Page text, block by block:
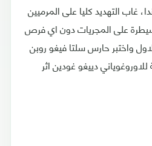
غاب التهديد كليا على المرميين
على المجريات دون اي فرص
واختبر حارس سلتا فيغو روبن
دييغو غودين اثر